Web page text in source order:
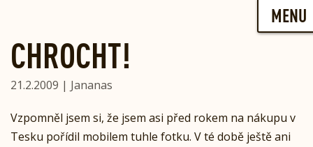
MENU
CHROCHT!
21.2.2009 | Jananas
Vzpomněl jsem si, že jsem asi před rokem na nákupu v
Tesku pořídil mobilem tuhle fotku. V té době ještě ani